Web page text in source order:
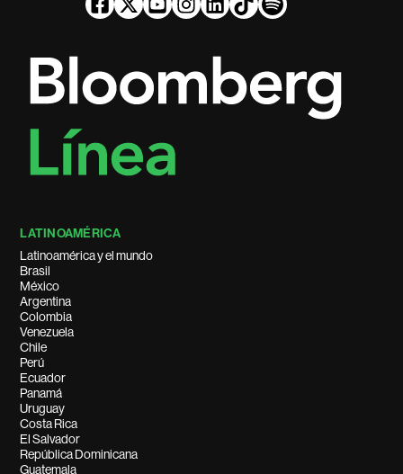
LATINOAMÉRICA
Latinoamérica y el mundo
Brasil
México
Argentina
Colombia
Venezuela
Chile
Perú
Ecuador
Panamá
Uruguay
Costa Rica
El Salvador
República Dominicana
Guatemala